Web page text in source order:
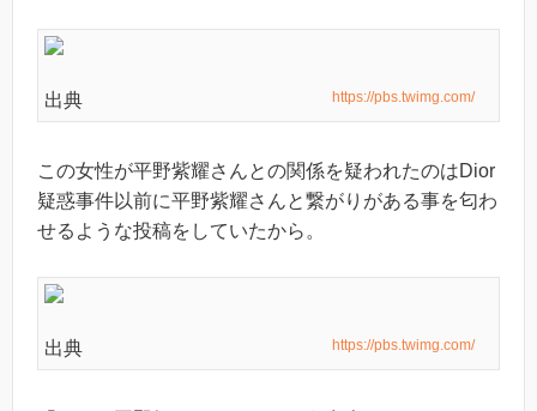
出典 https://pbs.twimg.com/
この女性が平野紫耀さんとの関係を疑われたのはDior
疑惑事件以前に平野紫耀さんと繋がりがある事を匂わ
せるような投稿をしていたから。
出典 https://pbs.twimg.com/